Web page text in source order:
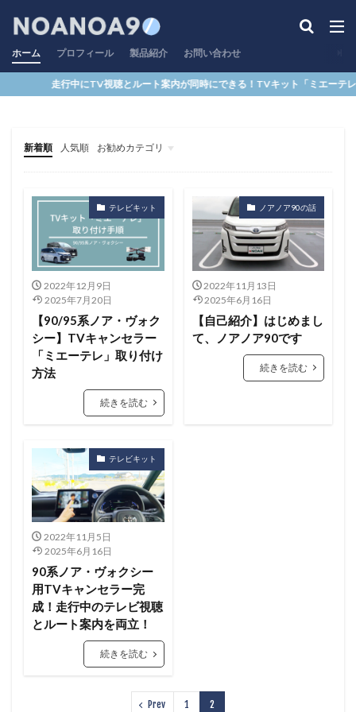
ホーム プロフィール 製品紹介 お問い合わせ
走行中にTV視聴とルート案内が同時にできる！TVキット「ミエーテレ
新着順 人気順
お勧めカテゴリ
ヘッダーメニュー
フッターメニュー
ノア
テレビキット
2022年12月9日
2025年7月20日
【90/95系ノア・ヴォク
シー】TVキャンセラー
「ミエーテレ」取り付け
方法
続きを読む
ノアノア90の話
2022年11月13日
2025年6月16日
【自己紹介】はじめまし
て、ノアノア90です
続きを読む
テレビキット
2022年11月5日
2025年6月16日
90系ノア・ヴォクシー
用TVキャンセラー完
成！走行中のテレビ視聴
とルート案内を両立！
続きを読む
Prev 1 2